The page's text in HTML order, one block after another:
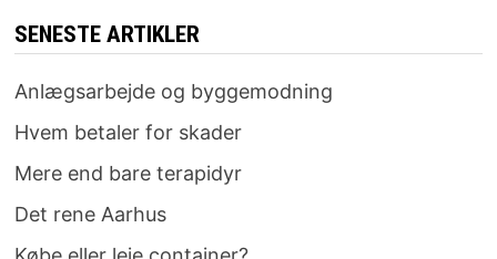
SENESTE ARTIKLER
Anlægsarbejde og byggemodning
Hvem betaler for skader
Mere end bare terapidyr
Det rene Aarhus